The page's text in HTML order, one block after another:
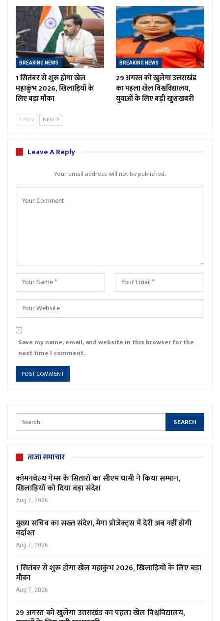
BREAKING NEWS
1 सितंबर से शुरू होगा खेल
महाकुंभ 2026, खिलाड़ियों के
लिए बड़ा मौका
BREAKING NEWS
29 अगस्त को खुलेगा उत्तराखंड
का पहला खेल विश्वविद्यालय,
युवाओं के लिए बड़ी खुशखबरी
PREV NEXT
Leave A Reply
Your email address will not be published.
Save my name, email, and website in this browser for the
next time I comment.
ताजा समाचार
कॉमनवेल्थ गेम्स के सितारों का सीएम धामी ने किया सम्मान,
खिलाड़ियों को दिया बड़ा संदेश
Aug 7, 2026
मुख्य सचिव का सख्त संदेश, मेगा प्रोजेक्ट्स में देरी अब नहीं होगी
बर्दाश्त
Aug 7, 2026
1 सितंबर से शुरू होगा खेल महाकुंभ 2026, खिलाड़ियों के लिए बड़ा
मौका
Aug 7, 2026
29 अगस्त को खुलेगा उत्तराखंड का पहला खेल विश्वविद्यालय,